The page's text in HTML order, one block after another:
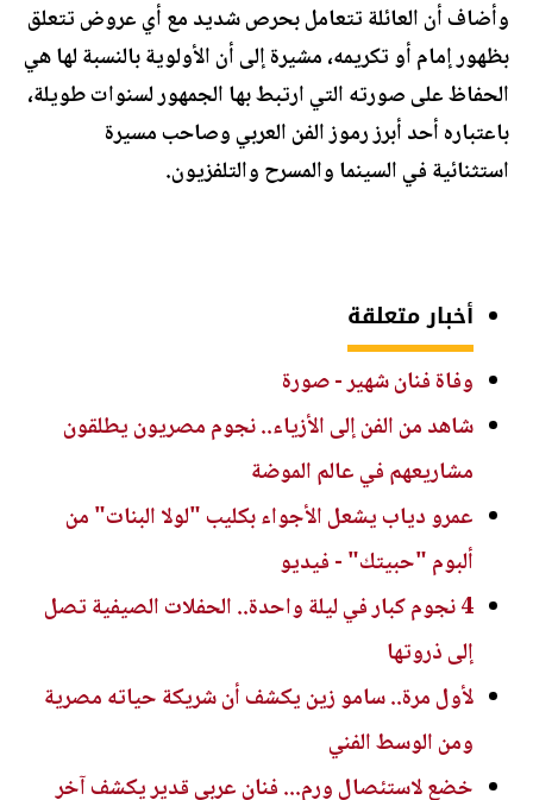
وأضاف أن العائلة تتعامل بحرص شديد مع أي عروض تتعلق
بظهور إمام أو تكريمه، مشيرة إلى أن الأولوية بالنسبة لها هي
الحفاظ على صورته التي ارتبط بها الجمهور لسنوات طويلة،
باعتباره أحد أبرز رموز الفن العربي وصاحب مسيرة
استثنائية في السينما والمسرح والتلفزيون.
أخبار متعلقة
وفاة فنان شهير - صورة
شاهد من الفن إلى الأزياء.. نجوم مصريون يطلقون
مشاريعهم في عالم الموضة
عمرو دياب يشعل الأجواء بكليب "لولا البنات" من
ألبوم "حبيتك" - فيديو
4 نجوم كبار في ليلة واحدة.. الحفلات الصيفية تصل
إلى ذروتها
لأول مرة.. سامو زين يكشف أن شريكة حياته مصرية
ومن الوسط الفني
خضع لاستئصال ورم... فنان عربي قدير يكشف آخر